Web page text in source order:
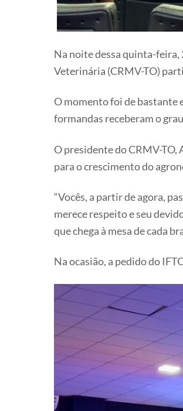
Na noite dessa quinta-feira,
Veterinária (CRMV-TO)
O momento foi de bastante
formandas receberam o
O presidente do CRMV-TO,
para o crescimento do
“Vocês, a partir de agora,
merece respeito e seu
que chega à mesa de cada
Na ocasião, a pedido do